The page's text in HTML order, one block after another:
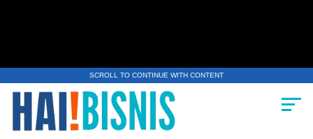
SCROLL TO CONTINUE WITH CONTENT